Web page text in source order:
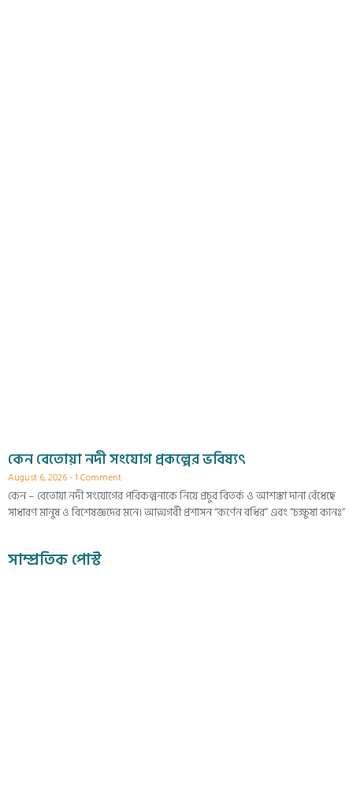
কেন বেতোয়া নদী সংযোগ প্রকল্পের ভবিষ্যৎ
August 6, 2026 1 Comment
কেন – বেতোয়া নদী সংযোগের পরিকল্পনাকে নিয়ে প্রচুর বিতর্ক ও আশঙ্কা দানা বেঁধেছে
সাধারণ মানুষ ও বিশেষজ্ঞদের মনে। আত্মগর্বী প্রশাসন “কর্ণেন বধির” এবং “চক্ষুষা কানঃ”
সাম্প্রতিক পোস্ট